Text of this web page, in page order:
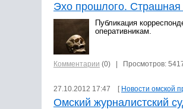
Эхо прошлого. Страшная
Публикация
оперативникам.
Комментарии (0) | Просмотров:
27.10.2012 17:47 [ Новости омской
Омский журналистский